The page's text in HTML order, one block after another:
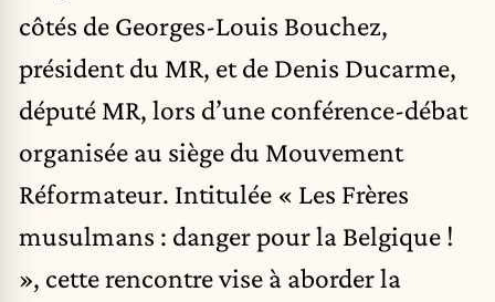
côtés de Georges-Louis Bouchez,
président du MR, et de Denis Ducarme,
député MR, lors d’une conférence-débat
organisée au siège du Mouvement
Réformateur. Intitulée « Les Frères
musulmans : danger pour la Belgique !
», cette rencontre vise à aborder la